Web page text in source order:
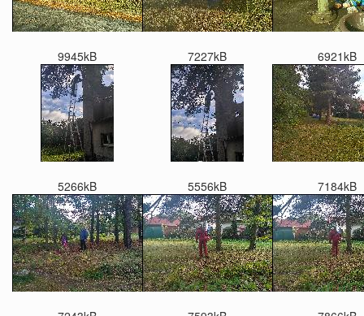
9945kB 7227kB 6921kB
5266kB 5556kB 7184kB